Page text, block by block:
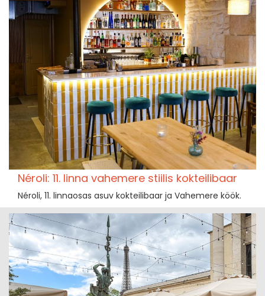
Néroli: 11. linna vahemere stiilis kokteilibaar
Néroli, 11. linnaosas asuv kokteilibaar ja Vahemere köök.